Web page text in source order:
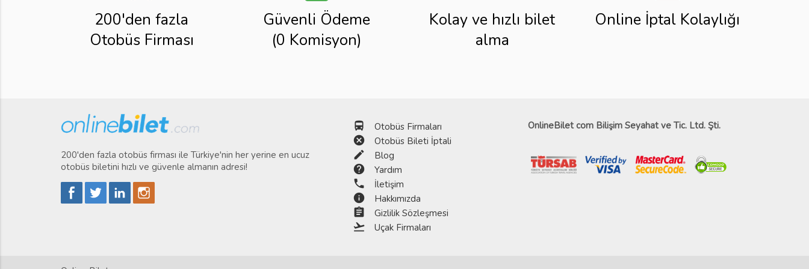
200'den fazla
Otobüs Firması
Güvenli Ödeme
(0 Komisyon)
Kolay ve hızlı bilet
alma
Online İptal Kolaylığı
200'den fazla otobüs firması ile Türkiye'nin her yerine en ucuz
otobüs biletini hızlı ve güvenle almanın adresi!
directions_bus Otobüs Firmaları
cancel Otobüs Bileti İptali
edit Blog
help Yardım
phone İletişim
info Hakkımızda
assignment Gizlilik Sözleşmesi
flight_takeoff Uçak Firmaları
OnlineBilet com Bilişim Seyahat ve Tic. Ltd. Şti.